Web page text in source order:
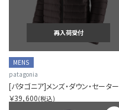
再入荷受付
MENS
patagonia
[パタゴニア]メンズ・ダウン・セーター
￥39,600(税込)